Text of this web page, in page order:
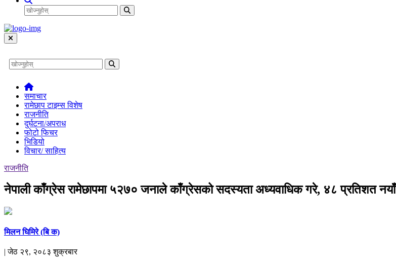
समाचार
रामेछाप टाइम्स विशेष
राजनीति
दुर्घटना/अपराध
फोटो फिचर
भिडियो
विचार/ साहित्य
राजनीति
नेपाली काँग्रेस रामेछापमा ५२७० जनाले काँग्रेसको सदस्यता अध्यवाधिक गरे, ४८ प्रतिशत नयाँ
मिलन घिमिरे (बि क)
| जेठ २९, २०८३ शुक्रबार